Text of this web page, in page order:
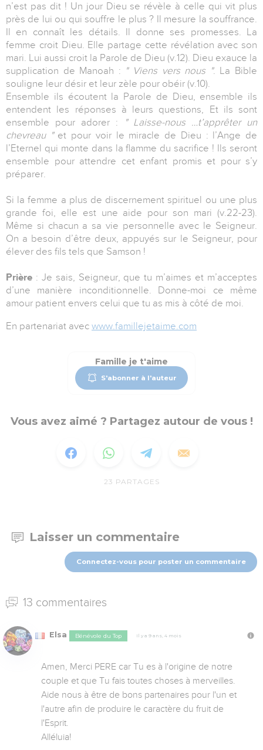
n’est pas dit ! Un jour Dieu se révèle à celle qui vit plus
près de lui ou qui souffre le plus ? Il mesure la souffrance.
Il en connaît les détails. Il donne ses promesses. La
femme croit Dieu. Elle partage cette révélation avec son
mari. Lui aussi croit la Parole de Dieu (v.12). Dieu exauce la
supplication de Manoah : " Viens vers nous ". La Bible
souligne leur désir et leur zèle pour obéir (v.10).
Ensemble ils écoutent la Parole de Dieu, ensemble ils
entendent les réponses à leurs questions, Et ils sont
ensemble pour adorer :
" Laisse-nous …t’apprêter un
chevreau "et pour voir le miracle de Dieu : l’Ange de
l’Eternel qui monte dans la flamme du sacrifice ! Ils seront
ensemble pour attendre cet enfant promis et pour s’y
préparer.
Si la femme a plus de discernement spirituel ou une plus
grande foi, elle est une aide pour son mari (v.22-23).
Même si chacun a sa vie personnelle avec le Seigneur.
On a besoin d’être deux, appuyés sur le Seigneur, pour
élever des fils tels que Samson !
Prière : Je sais, Seigneur, que tu m’aimes et m’acceptes
d’une manière inconditionnelle. Donne-moi ce même
amour patient envers celui que tu as mis à côté de moi.
En partenariat avec www.famillejetaime.com
Famille je t'aime
S'abonner à l'auteur
Vous avez aimé ? Partagez autour de vous !
23 PARTAGES
Laisser un commentaire
Connectez-vous pour poster un commentaire
13 commentaires
Elsa Bénévole du Top Il y a 9 ans, 4 mois
Amen, Merci PERE car Tu es à l'origine de notre
couple et que Tu fais toutes choses à merveilles.
Aide nous à être de bons partenaires pour l'un et
l'autre afin de produire le caractère du fruit de
l'Esprit.
Alléluia!